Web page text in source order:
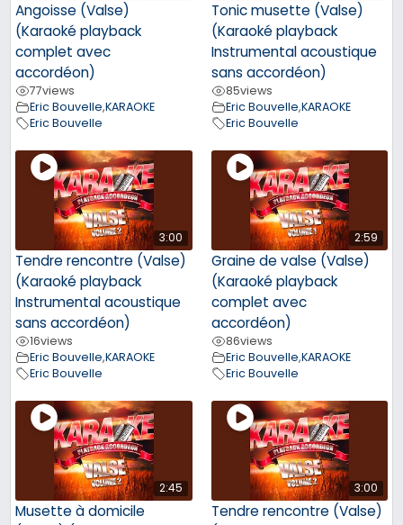
Angoisse (Valse)
(Karaoké playback
complet avec
accordéon)
77views
Eric Bouvelle,KARAOKE
Eric Bouvelle
Tonic musette (Valse)
(Karaoké playback
Instrumental acoustique
sans accordéon)
85views
Eric Bouvelle,KARAOKE
Eric Bouvelle
3:00
Tendre rencontre (Valse)
(Karaoké playback
Instrumental acoustique
sans accordéon)
16views
Eric Bouvelle,KARAOKE
Eric Bouvelle
2:59
Graine de valse (Valse)
(Karaoké playback
complet avec
accordéon)
86views
Eric Bouvelle,KARAOKE
Eric Bouvelle
2:45
Musette à domicile
3:00
Tendre rencontre (Valse)